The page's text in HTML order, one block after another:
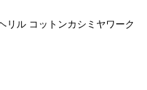
リル コットンカシミヤワーク